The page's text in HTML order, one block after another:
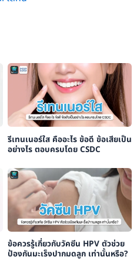
รีเทนเนอร์ใส คืออะไร ข้อดี ข้อเสียเป็น
อย่างไร ตอบครบโดย CSDC
ข้อควรรู้เกี่ยวกับวัคซีน HPV ตัวช่วย
ป้องกันมะเร็งปากมดลูก เท่านั้นหรือ?